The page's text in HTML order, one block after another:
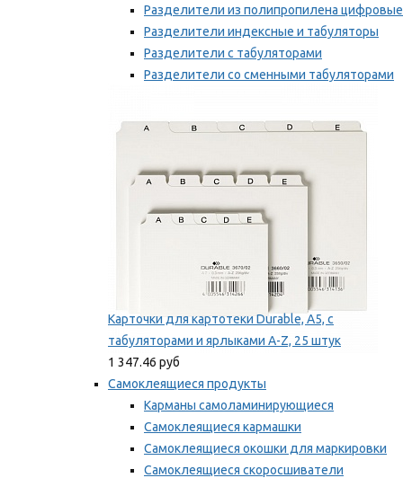
Разделители из полипропилена цифровые
Разделители индексные и табуляторы
Разделители с табуляторами
Разделители со сменными табуляторами
Карточки для картотеки Durable, A5, с
табуляторами и ярлыками A-Z, 25 штук
1 347.46 руб
Самоклеящиеся продукты
Карманы самоламинирующиеся
Самоклеящиеся кармашки
Самоклеящиеся окошки для маркировки
Самоклеящиеся скоросшиватели